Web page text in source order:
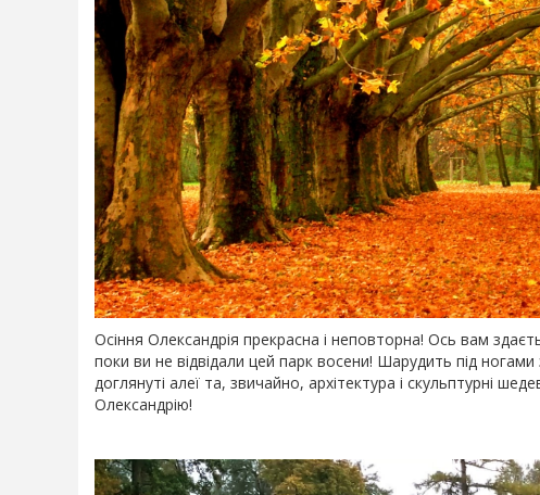
Осіння Олександрія прекрасна і неповторна! Ось вам
поки ви не відвідали цей парк восени! Шарудить під
доглянуті алеї та, звичайно, архітектура і скульптурні
Олександрію!